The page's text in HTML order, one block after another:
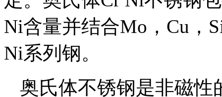
Ni含量并结合Mo，Cu，
Ni系列钢。
奥氏体不锈钢是非磁性